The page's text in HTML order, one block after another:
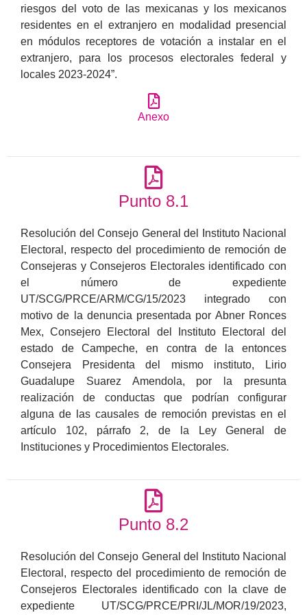
riesgos del voto de las mexicanas y los mexicanos
residentes en el extranjero en modalidad presencial
en módulos receptores de votación a instalar en el
extranjero, para los procesos electorales federal y
locales 2023-2024”.
Anexo
Punto 8.1
Resolución del Consejo General del Instituto Nacional
Electoral, respecto del procedimiento de remoción de
Consejeras y Consejeros Electorales identificado con
el número de expediente
UT/SCG/PRCE/ARM/CG/15/2023 integrado con
motivo de la denuncia presentada por Abner Ronces
Mex, Consejero Electoral del Instituto Electoral del
estado de Campeche, en contra de la entonces
Consejera Presidenta del mismo instituto, Lirio
Guadalupe Suarez Amendola, por la presunta
realización de conductas que podrían configurar
alguna de las causales de remoción previstas en el
artículo 102, párrafo 2, de la Ley General de
Instituciones y Procedimientos Electorales.
Punto 8.2
Resolución del Consejo General del Instituto Nacional
Electoral, respecto del procedimiento de remoción de
Consejeros Electorales identificado con la clave de
expediente UT/SCG/PRCE/PRI/JL/MOR/19/2023,